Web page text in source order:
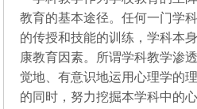
教育的基本途径。任何一门学
的传授和技能的训练，学科本
康教育因素。所谓学科教学渗
觉地、有意识地运用心理学的
的同时，努力挖掘本学科中的